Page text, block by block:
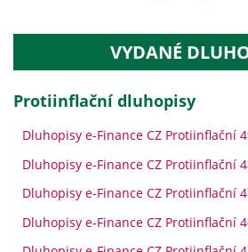
VYDANÉ
protiinflační dluhopisy
Dluhopisy e-Finance CZ Protiinflační
Dluhopisy e-Finance CZ Protiinflační
Dluhopisy e-Finance CZ Protiinflační
Dluhopisy e-Finance CZ Protiinflační